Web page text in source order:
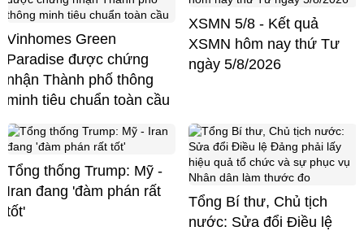
Vinhomes Green
Paradise được chứng
nhận Thành phố thông
minh tiêu chuẩn toàn cầu
XSMN 5/8 - Kết quả
XSMN hôm nay thứ Tư
ngày 5/8/2026
Tổng thống Trump: Mỹ -
Iran đang 'đàm phán rất
tốt'
Tổng Bí thư, Chủ tịch
nước: Sửa đổi Điều lệ